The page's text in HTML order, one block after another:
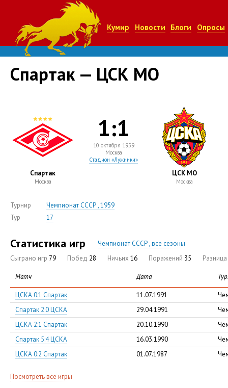
Кумир Новости Блоги Опросы
Спартак — ЦСК МО
Спартак
Москва
1:1
10 октября 1959
Москва
Стадион «Лужники»
ЦСК МО
Москва
Турнир
Чемпионат СССР , 1959
Тур
17
Статистика игр
Чемпионат СССР , все сезоны
Сыграно игр 79 Побед 28 Ничьих 16 Поражений 35 Разница
Матч Дата
ЦСКА 0:1 Спартак 11.07.1991
Спартак 2:0 ЦСКА
29.04.1991
ЦСКА 2:1 Спартак
20.10.1990
Спартак 5:4 ЦСКА
16.03.1990
ЦСКА 0:2 Спартак
01.07.1987
Посмотреть все игры